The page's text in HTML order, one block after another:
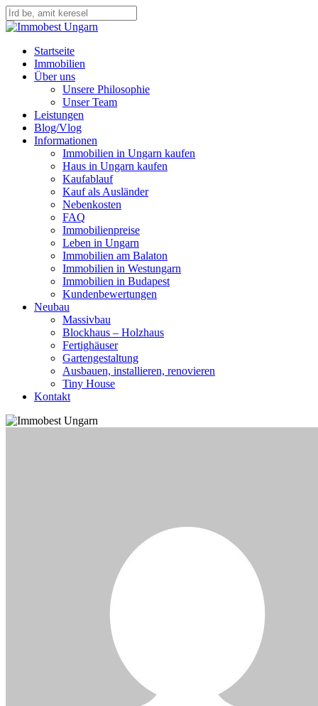
Skip
to
content
Close
Menu
Startseite
Immobilien
Über uns
Unsere Philosophie
Unser Team
Leistungen
Blog/Vlog
Informationen
Immobilien in Ungarn kaufen
Haus in Ungarn kaufen
Kaufablauf
Kauf als Ausländer
Nebenkosten
FAQ
Immobilienpreise
Leben in Ungarn
Immobilien am Balaton
Immobilien in Westungarn
Immobilien in Budapest
Kundenbewertungen
Neubau
Massivbau
Blockhaus – Holzhaus
Fertighäuser
Gartengestaltung
Ausbauen, installieren, renovieren
Tiny House
Kontakt